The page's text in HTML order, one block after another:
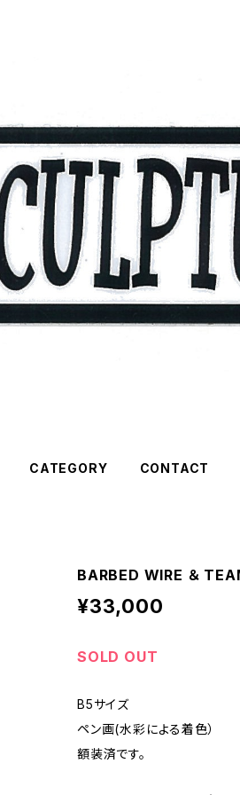
CATEGORY CONTACT
BARBED WIRE ＆
¥33,000
SOLD OUT
B5サイズ
ペン画(水彩による着色）
額装済です。